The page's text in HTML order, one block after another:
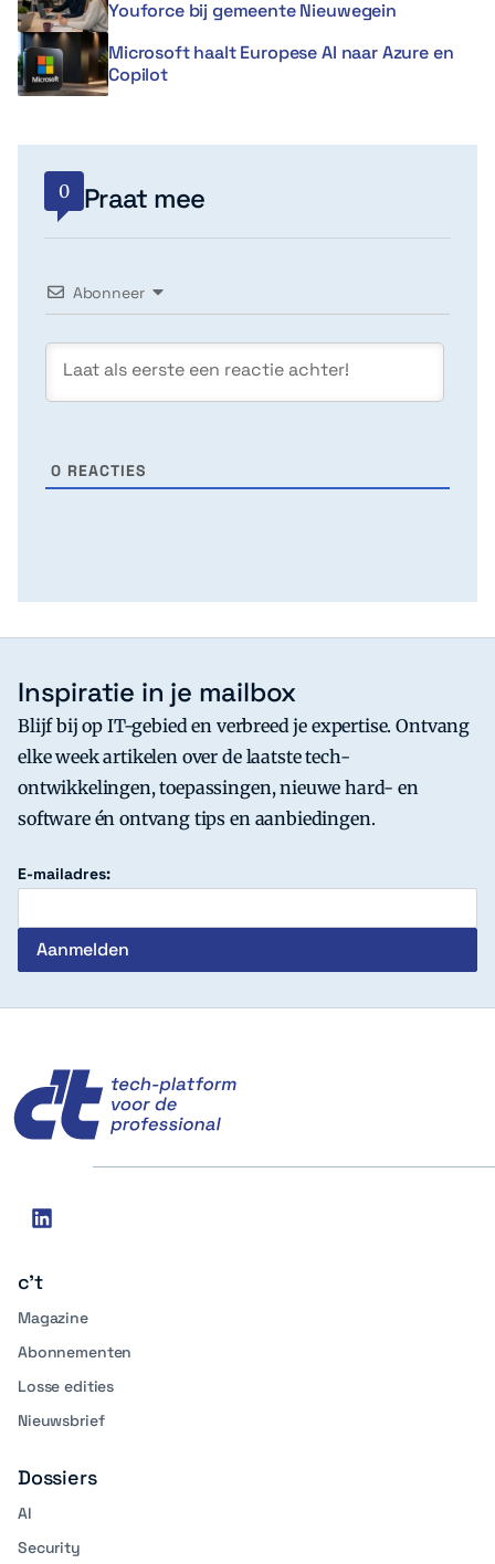
Youforce bij gemeente Nieuwegein
Microsoft haalt Europese AI naar Azure en
Copilot
0 Praat mee
Abonneer
0 REACTIES
Inspiratie in je mailbox
Blijf bij op IT-gebied en verbreed je expertise. Ontvang
elke week artikelen over de laatste tech-
ontwikkelingen, toepassingen, nieuwe hard- en
software én ontvang tips en aanbiedingen.
E-mailadres:
Social
linkedin
c't
Magazine
Abonnementen
Losse edities
Nieuwsbrief
Dossiers
AI
Security